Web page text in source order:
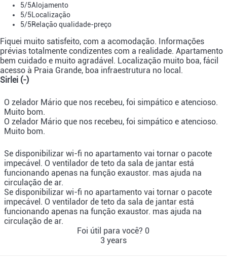
5/5Alojamento
5/5 Localização
5/5Relação qualidade-preço
Fiquei muito satisfeito, com a acomodação. Informações
prévias totalmente condizentes com a realidade. Apartamento
bem cuidado e muito agradável. Localização muito boa, fácil
acesso à Praia Grande, boa infraestrutura no local.
Sirlei (-)
O zelador Mário que nos recebeu, foi simpático e atencioso.
Muito bom.
O zelador Mário que nos recebeu, foi simpático e atencioso.
Muito bom.
Se disponibilizar wi-fi no apartamento vai tornar o pacote
impecável. O ventilador de teto da sala de jantar está
funcionando apenas na função exaustor. mas ajuda na
circulação de ar.
Se disponibilizar wi-fi no apartamento vai tornar o pacote
impecável. O ventilador de teto da sala de jantar está
funcionando apenas na função exaustor. mas ajuda na
circulação de ar.
Foi útil para você? 0
3 years